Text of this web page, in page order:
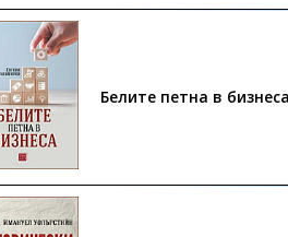
Белите петна в бизнеса